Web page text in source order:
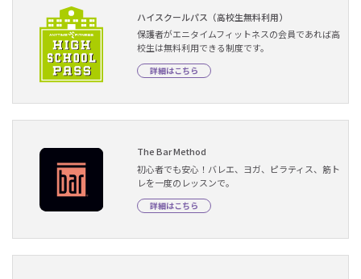
ハイスクールパス（高校生無料利用）
保護者がエニタイムフィットネスの会員であれば高
校生は無料利用できる制度です。
詳細はこちら
The Bar Method
初心者でも安心！バレエ、ヨガ、ピラティス、筋ト
レを一度のレッスンで。
詳細はこちら